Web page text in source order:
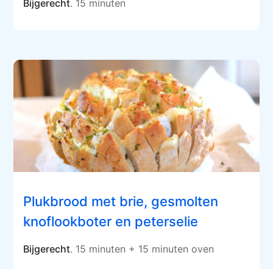
Bijgerecht. 15 minuten
Plukbrood met brie, gesmolten
knoflookboter en peterselie
Bijgerecht. 15 minuten + 15 minuten oven